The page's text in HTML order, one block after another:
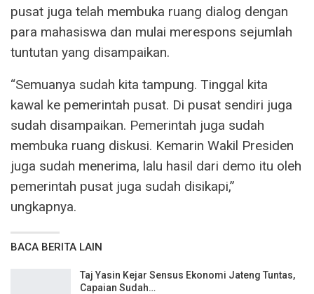
pusat juga telah membuka ruang dialog dengan
para mahasiswa dan mulai merespons sejumlah
tuntutan yang disampaikan.
“Semuanya sudah kita tampung. Tinggal kita
kawal ke pemerintah pusat. Di pusat sendiri juga
sudah disampaikan. Pemerintah juga sudah
membuka ruang diskusi. Kemarin Wakil Presiden
juga sudah menerima, lalu hasil dari demo itu oleh
pemerintah pusat juga sudah disikapi,”
ungkapnya.
BACA BERITA LAIN
Taj Yasin Kejar Sensus Ekonomi Jateng Tuntas,
Capaian Sudah…